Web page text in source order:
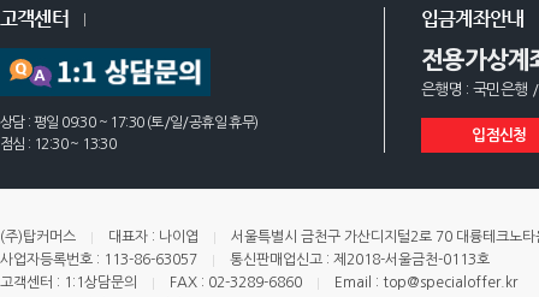
고객센터
상담 : 평일 09:30 ~ 17:30 (토/일/공휴일 휴무)
점심 : 12:30 ~ 13:30
입금계좌안내
전용가상계
은행명 : 국민은행
입점신청
(주)탑커머스 대표자 : 나이엽
서울특별시 금천구 가산디지털2로 70 대륭테크노
사업자등록번호 : 113-86-63057
통신판매업신고 : 제2018-서울금천-0113호
고객센터 : 1:1상담문의
FAX : 02-3289-6860
Email : top@specialoffer.kr